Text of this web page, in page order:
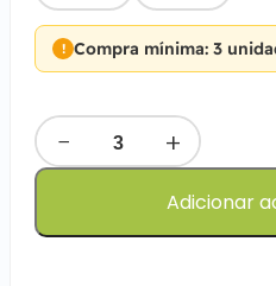
Compra mínima: 3
− +
Adicionar